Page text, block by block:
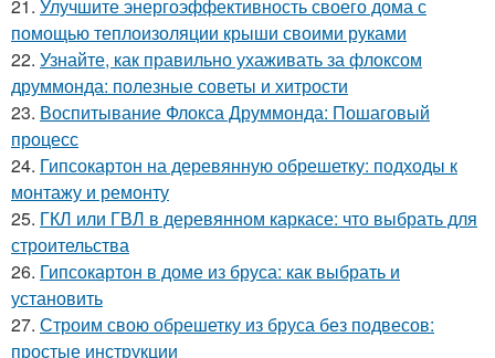
21. Улучшите энергоэффективность своего дома с
помощью теплоизоляции крыши своими руками
22. Узнайте, как правильно ухаживать за флоксом
друммонда: полезные советы и хитрости
23. Воспитывание Флокса Друммонда: Пошаговый
процесс
24. Гипсокартон на деревянную обрешетку: подходы к
монтажу и ремонту
25. ГКЛ или ГВЛ в деревянном каркасе: что выбрать для
строительства
26. Гипсокартон в доме из бруса: как выбрать и
установить
27. Строим свою обрешетку из бруса без подвесов:
простые инструкции